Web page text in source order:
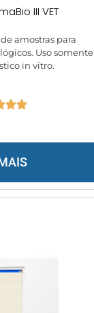
III VET
amostras para
Uso somente
in vitro.